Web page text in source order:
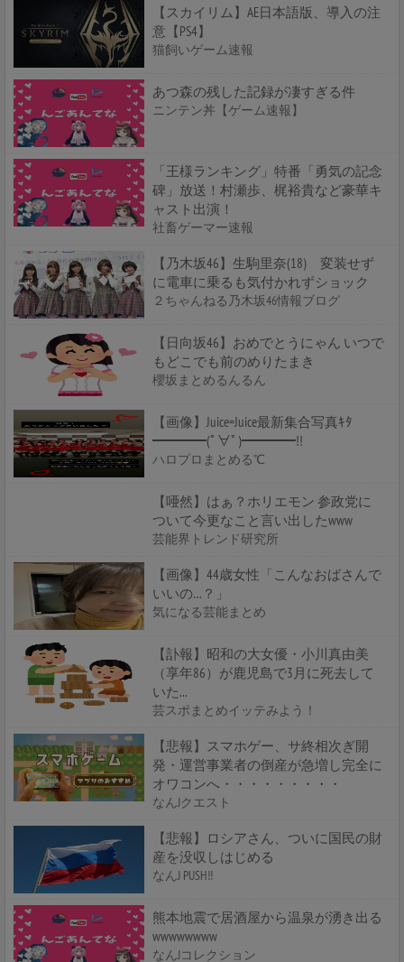
【スカイリム】AE日本語版、導入の注
意【PS4】
猫飼いゲーム速報
あつ森の残した記録が凄すぎる件
ニンテン丼【ゲーム速報】
「王様ランキング」特番「勇気の記念
碑」放送！村瀬歩、梶裕貴など豪華キ
ャスト出演！
社畜ゲーマー速報
【乃木坂46】生駒里奈(18) 変装せず
に電車に乗るも気付かれずショック
２ちゃんねる乃木坂46情報ブログ
【日向坂46】おめでとうにゃん いつで
もどこでも前のめりたまき
櫻坂まとめるんるん
【画像】Juice=Juice最新集合写真ｷﾀ
━━━━(ﾟ∀ﾟ)━━━━!!
ハロプロまとめる℃
【唖然】はぁ？ホリエモン 参政党に
ついて今更なこと言い出したwww
芸能界トレンド研究所
【画像】44歳女性「こんなおばさんで
いいの…？」
気になる芸能まとめ
【訃報】昭和の大女優・小川真由美
（享年86）が鹿児島で3月に死去して
いた...
芸スポまとめイッテみよう！
【悲報】スマホゲー、サ終相次ぎ開
発・運営事業者の倒産が急増し完全に
オワコンへ・・・・・・・・・
なんJクエスト
【悲報】ロシアさん、ついに国民の財
産を没収しはじめる
なんJ PUSH!!
熊本地震で居酒屋から温泉が湧き出る
wwwwwwww
なんJコレクション